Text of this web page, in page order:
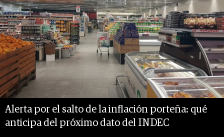
Alerta por el salto de la inflación porteña: qué
anticipa del próximo dato del INDEC